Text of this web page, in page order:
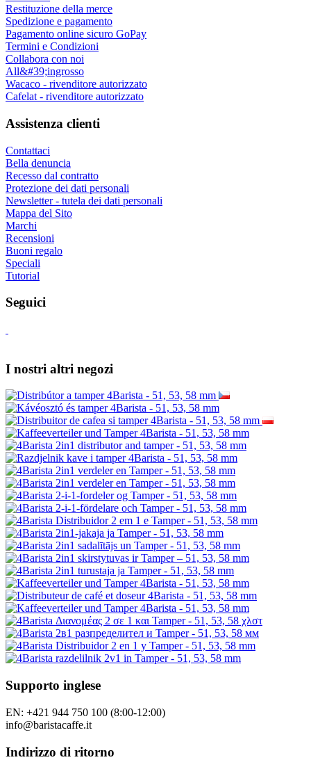
Restituzione della merce
Spedizione e pagamento
Pagamento online sicuro GoPay
Termini e Condizioni
Collabora con noi
All&#39;ingrosso
Wacaco - rivenditore autorizzato
Cafelat - rivenditore autorizzato
Assistenza clienti
Contattaci
Bella denuncia
Recesso dal contratto
Protezione dei dati personali
Newsletter - tutela dei dati personali
Mappa del Sito
Marchi
Recensioni
Buoni regalo
Speciali
Tutorial
Seguici
I nostri altri negozi
Supporto inglese
EN: +421 944 750 100 (8:00-12:00)
info@baristacaffe.it
Indirizzo di ritorno